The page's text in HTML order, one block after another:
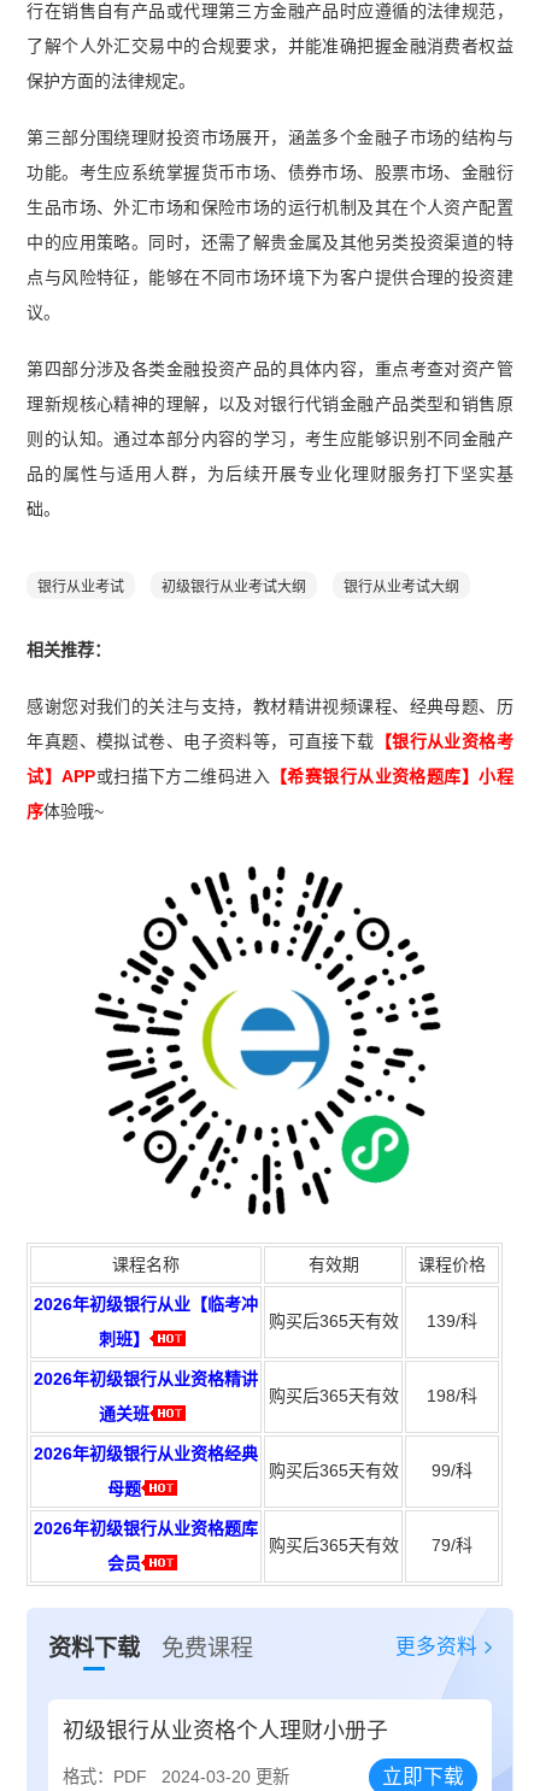
行在销售自有产品或代理第三方金融产品时应遵循的法律规范，
了解个人外汇交易中的合规要求，并能准确把握金融消费者权益
保护方面的法律规定。
第三部分围绕理财投资市场展开，涵盖多个金融子市场的结构与
功能。考生应系统掌握货币市场、债券市场、股票市场、金融衍
生品市场、外汇市场和保险市场的运行机制及其在个人资产配置
中的应用策略。同时，还需了解贵金属及其他另类投资渠道的特
点与风险特征，能够在不同市场环境下为客户提供合理的投资建
议。
第四部分涉及各类金融投资产品的具体内容，重点考查对资产管
理新规核心精神的理解，以及对银行代销金融产品类型和销售原
则的认知。通过本部分内容的学习，考生应能够识别不同金融产
品的属性与适用人群，为后续开展专业化理财服务打下坚实基
础。
银行从业考试 初级银行从业考试大纲 银行从业考试大纲
相关推荐：
感谢您对我们的关注与支持，教材精讲视频课程、经典母题、历
年真题、模拟试卷、电子资料等，可直接下载 【银行从业资格考
试】APP或扫描下方二维码进入 【希赛银行从业资格题库】小程
序体验哦~
课程名称 有效期 课程价格
2026年初级银行从业【临考冲
刺班】
购买后365天有效 139/科
2026年初级银行从业资格精讲
通关班
购买后365天有效 198/科
2026年初级银行从业资格经典
母题
购买后365天有效 99/科
2026年初级银行从业资格题库
会员
购买后365天有效 79/科
资料下载 免费课程 更多资料
初级银行从业资格个人理财小册子
格式：PDF 2024-03-20 更新 立即下载